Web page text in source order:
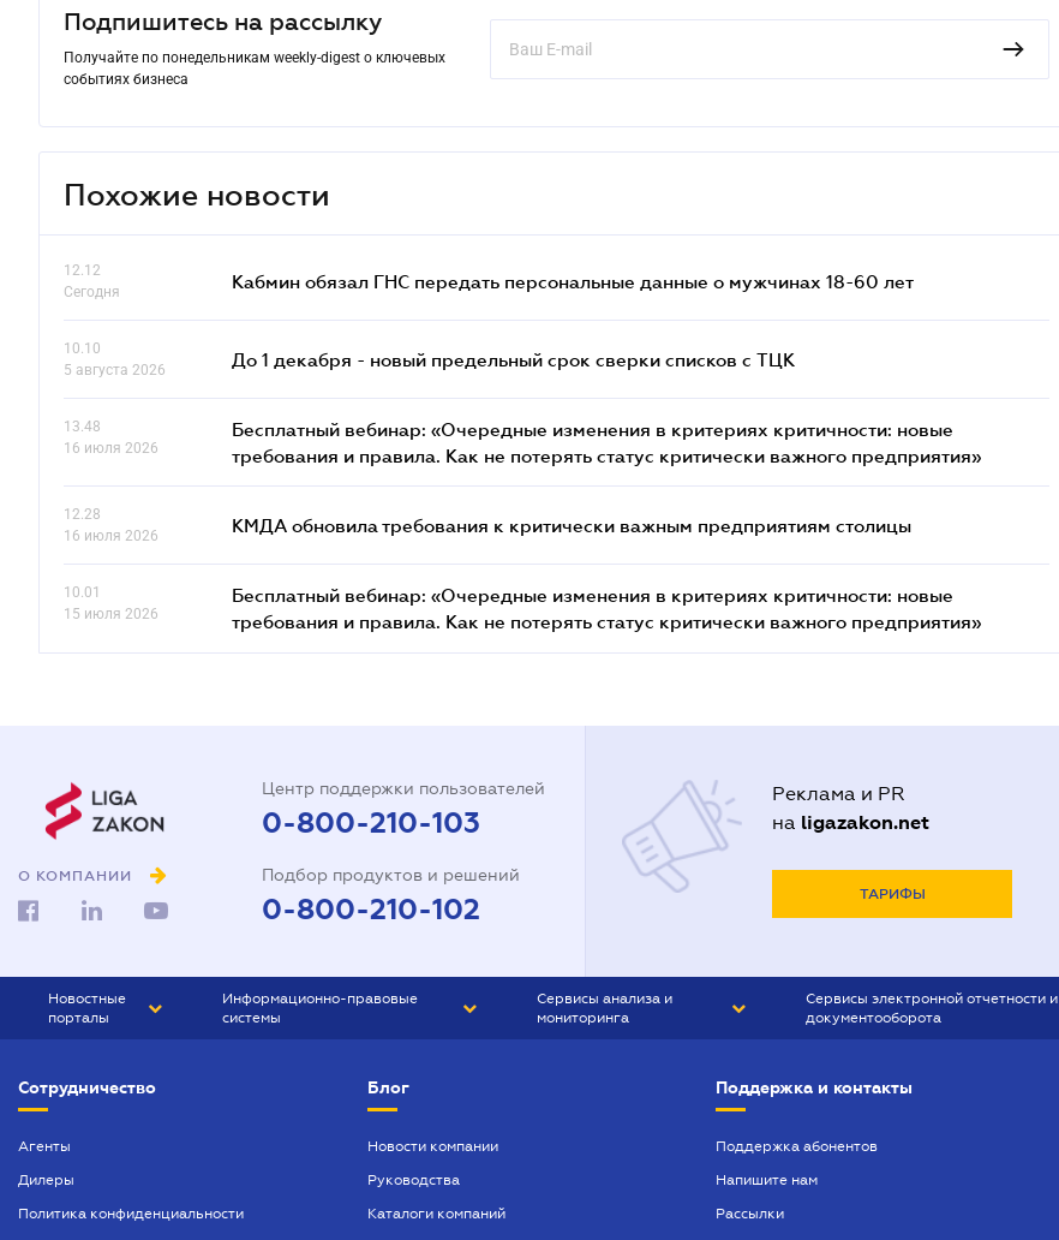
Подпишитесь на рассылку
Получайте по понедельникам weekly-digest о ключевых
событиях бизнеса
Похожие новости
12.12
Сегодня
Кабмин обязал ГНС передать персональные данные о мужчинах 18-60 лет
10.10
5 августа 2026
До 1 декабря - новый предельный срок сверки списков c ТЦК
13.48
16 июля 2026
Бесплатный вебинар: «Очередные изменения в критериях критичности: новые
требования и правила. Как не потерять статус критически важного предприятия»
12.28
16 июля 2026
КМДА обновила требования к критически важным предприятиям столицы
10.01
15 июля 2026
Бесплатный вебинар: «Очередные изменения в критериях критичности: новые
требования и правила. Как не потерять статус критически важного предприятия»
О КОМПАНИИ
Центр поддержки пользователей
0-800-210-103
Подбор продуктов и решений
0-800-210-102
Реклама и PR
на ligazakon.net
ТАРИФЫ
Новостные
порталы
БИЗНЕС
Информационно-правовые
системы
БУХГАЛТЕР ПРОФ
ЮРИСТ ПРОФ
Сервисы анализа и
мониторинга
Сервисы электронной отчетности и
документооборота
Сотрудничество
Агенты
Дилеры
Политика конфиденциальности
Блог
Новости компании
Руководства
Каталоги компаний
Поддержка и контакты
Поддержка абонентов
Напишите нам
Рассылки